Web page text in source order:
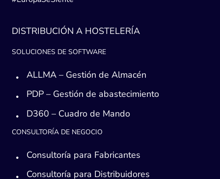
DISTRIBUCIÓN A HOSTELERÍA
SOLUCIONES DE SOFTWARE
ALLMA – Gestión de Almacén
PDP – Gestión de abastecimiento
D360 – Cuadro de Mando
CONSULTORÍA DE NEGOCIO
Consultoría para Fabricantes
Consultoría para Distribuidores